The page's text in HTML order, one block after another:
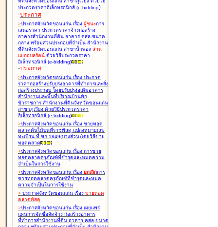
ประกวดราคาอิเล็กทรอนิกส์ (e-bidding)
-ประกาศ
>ประกาศจังหวัดขอนแก่น เรื่อง ผู้ชนะการ
เสนอราคา ประกวดราคาจ้างก่อสร้าง
อาคารสำนักงานที่ดิน อาคาร คสล.ขนาด
กลาง พร้อมส่วนประกอบที่จำเป็น สำนักงาน
ที่ดินจังหวัดขอนแก่น สาขาน้ำพอง ส่วน
แยกอุบลรัตน์ ด้วยวิธีประกวดราคา
อิเล็กทรอนิกส์ (e-bidding)
-ประกาศ
>ประกาศจังหวัดขอนแก่น เรื่อง ประกวด
ราคาก่อสร้างปรับปรุงอาคารที่ทำการและสิ่ง
ก่อสร้างประกอบ โดยปรับปรุง่อเติมอาคาร
สำนักงานและพื้นที่บริเวณบ้านพัก
ข้าราชการ สำนักงานที่ดินจังหวัดขอนแก่น
สาขาภูเวียง ด้วยวิธีประกวดราคา
อิเล็กทรอนิกส์ (e-bidding)
>ประกาศจังหวัดขอนแก่น เรื่อง ขายทอด
ตลาดต้นไม้บนที่ราชพัสดุ แปลงหมายเลข
ทะเบียน ที่ ขก.1849(บางส่วน)โดยวิธีขาย
ทอดตลาด
>ประกาศจังหวัดขอนแก่น เรื่อง การขาย
ทอดตลาดครุภัณฑ์ที่ชำรุดและหมดความ
จำเป็นในการใช้งาน
>ประกาศจังหวัดขอนแก่น เรื่อง ยกเลิกการ
ขายทอดตลาดครุภัณฑ์ที่ชำรุดและหมด
ความจำเป็นในการใช้งาน
> ประกาศจังหวัดขอนแก่น เรื่อง ขายทอด
ตลาดพัสดุ
>ประกาศจังหวัดขอนแก่น เรื่อง เผยแพร่
แผนการจัดซื้อจัดจ้าง ก่อสร้างอาคาร
ที่ทำการสำนักงานที่ดิน อาคาร คสล.ขนาด